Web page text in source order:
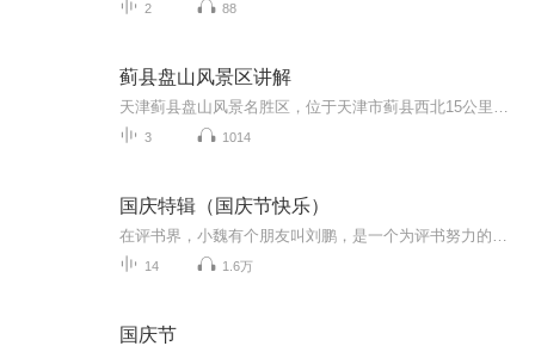
2 88
蓟县盘山风景区讲解
3 1014
国庆特辑（国庆节快乐）
14 1.6万
国庆节